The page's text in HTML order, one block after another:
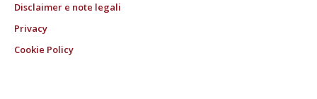
Disclaimer e note legali
Privacy
Cookie Policy